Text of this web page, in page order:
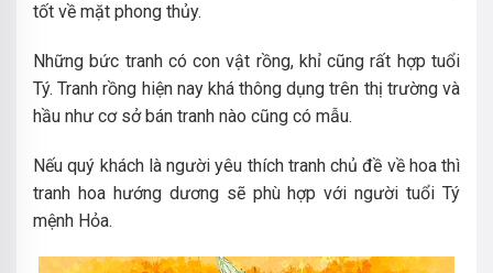
tốt về mặt phong thủy.
Những bức tranh có con vật rồng, khỉ cũng rất hợp tuổi
Tý. Tranh rồng hiện nay khá thông dụng trên thị trường và
hầu như cơ sở bán tranh nào cũng có mẫu.
Nếu quý khách là người yêu thích tranh chủ đề về hoa thì
tranh hoa hướng dương sẽ phù hợp với người tuổi Tý
mệnh Hỏa.